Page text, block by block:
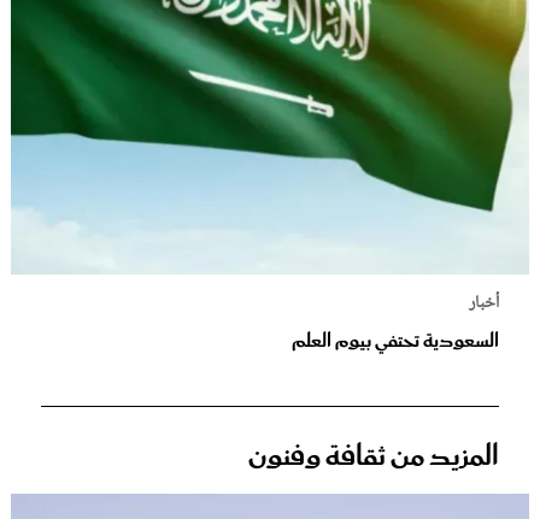
أخبار
السعودية تحتفي بيوم العلم
المزيد من ثقافة وفنون